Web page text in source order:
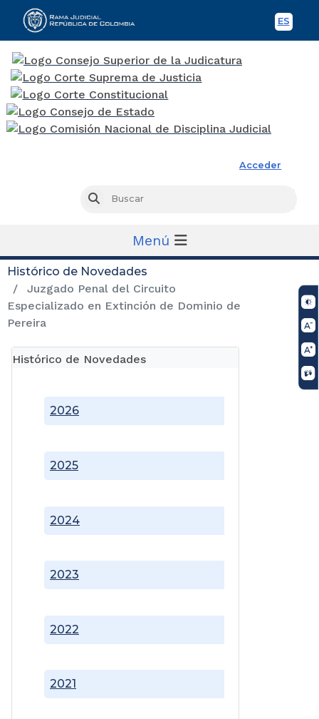
ES
Acceder
Buscar
Menú
Histórico de Novedades
Juzgado Penal del Circuito
Especializado en Extinción de Dominio de
Pereira
Histórico de Novedades
2021
2022
2023
2024
2025
2026